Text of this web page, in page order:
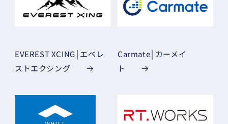
EVEREST XCING│エベレ
ストエクシング
Carmate│カーメイ
ト